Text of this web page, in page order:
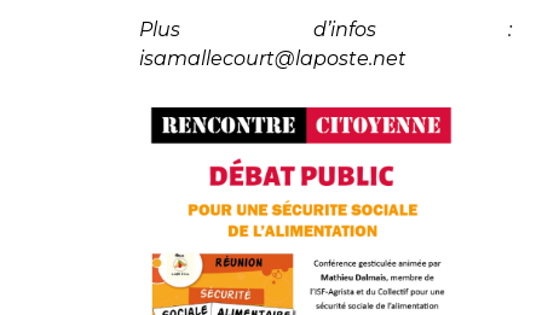
Plus d’infos :
isamallecourt@laposte.net